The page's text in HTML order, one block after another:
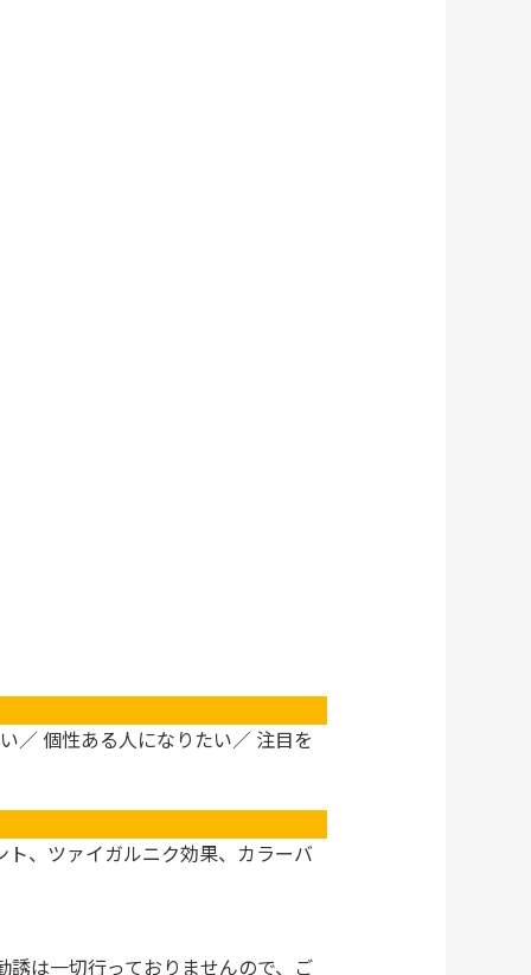
／ 個性ある人になりたい／ 注目を
、ツァイガルニク効果、カラーバ
は一切行っておりませんので、ご